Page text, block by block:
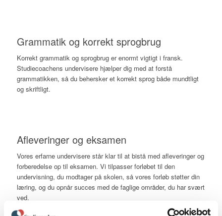
Grammatik og korrekt sprogbrug
Korrekt grammatik og sprogbrug er enormt vigtigt i fransk.
Studiecoachens undervisere hjælper dig med at forstå
grammatikken, så du behersker et korrekt sprog både mundtligt
og skriftligt.
Afleveringer og eksamen
Vores erfarne undervisere står klar til at bistå med afleveringer og
forberedelse op til eksamen. Vi tilpasser forløbet til den
undervisning, du modtager på skolen, så vores forløb støtter din
læring, og du opnår succes med de faglige områder, du har svært
ved.